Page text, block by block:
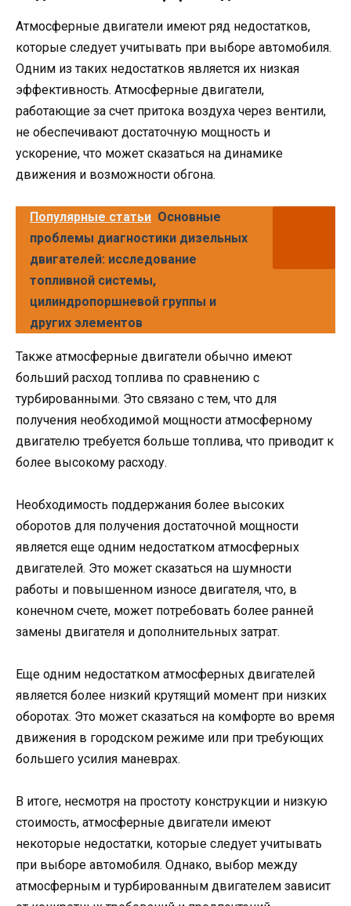
Атмосферные двигатели имеют ряд недостатков,
которые следует учитывать при выборе автомобиля.
Одним из таких недостатков является их низкая
эффективность. Атмосферные двигатели,
работающие за счет притока воздуха через вентили,
не обеспечивают достаточную мощность и
ускорение, что может сказаться на динамике
движения и возможности обгона.
Популярные статьи Основные
проблемы диагностики дизельных
двигателей: исследование
топливной системы,
цилиндропоршневой группы и
других элементов
Также атмосферные двигатели обычно имеют
больший расход топлива по сравнению с
турбированными. Это связано с тем, что для
получения необходимой мощности атмосферному
двигателю требуется больше топлива, что приводит к
более высокому расходу.
Необходимость поддержания более высоких
оборотов для получения достаточной мощности
является еще одним недостатком атмосферных
двигателей. Это может сказаться на шумности
работы и повышенном износе двигателя, что, в
конечном счете, может потребовать более ранней
замены двигателя и дополнительных затрат.
Еще одним недостатком атмосферных двигателей
является более низкий крутящий момент при низких
оборотах. Это может сказаться на комфорте во время
движения в городском режиме или при требующих
большего усилия маневрах.
В итоге, несмотря на простоту конструкции и низкую
стоимость, атмосферные двигатели имеют
некоторые недостатки, которые следует учитывать
при выборе автомобиля. Однако, выбор между
атмосферным и турбированным двигателем зависит